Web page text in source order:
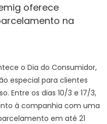
oferece
na
o Dia do Consumidor,
especial para clientes
Entre os dias 10/3 e 17/3,
à companhia com uma
em até 21